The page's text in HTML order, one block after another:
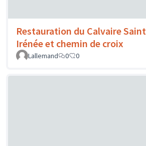
Restauration du Calvaire Saint
Irénée et chemin de croix
Lallemand
0 0